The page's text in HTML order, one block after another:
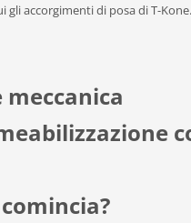
gli accorgimenti di posa di T-Kone.